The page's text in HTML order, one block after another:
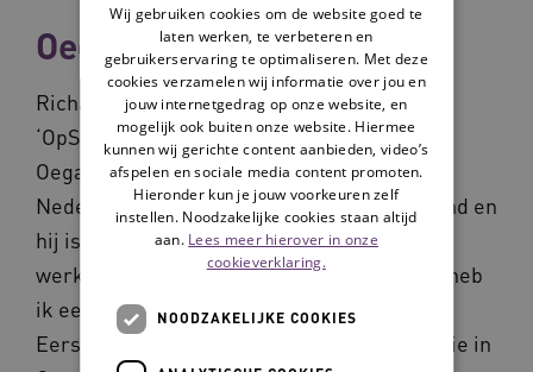
Oeganda
Richard Kakooza (40 jaar) is een van de
‘OpStappers’. Hij komt oorspronkelijk uit
Oeganda en vluchtte via Engeland naar
Nederland. Vijf jaar woont hij nu in Nederland en
hij is ontzettend blij met deze kans. ‘Ik moet
werken en dat wil ik ook graag. In Oeganda heb
ik een opleiding in de administratie gedaan.
Eerst wilde ik daarin verder. Maar mijn studie in
Wij gebruiken cookies om de website goed te
laten werken, te verbeteren en
gebruikerservaring te optimaliseren. Met deze
cookies verzamelen wij informatie over jou en
jouw internetgedrag op onze website, en
mogelijk ook buiten onze website. Hiermee
kunnen wij gerichte content aanbieden, video’s
afspelen en sociale media content promoten.
Hieronder kun je jouw voorkeuren zelf
instellen. Noodzakelijke cookies staan altijd
aan. Lees meer hierover in onze
cookieverklaring.
NOODZAKELIJKE COOKIES